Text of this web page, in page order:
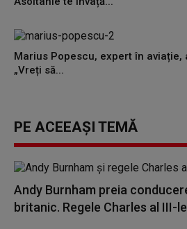
Marius Popescu, expert în aviație,
„Vreți să...
PE ACEEAȘI TEMĂ
Andy Burnham preia
britanic. Regele Charles al III-